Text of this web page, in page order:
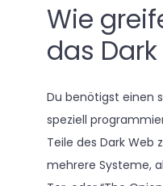
Wie
das
Du benötigst einen
speziell
Teile des Dark Web
mehrere Systeme,